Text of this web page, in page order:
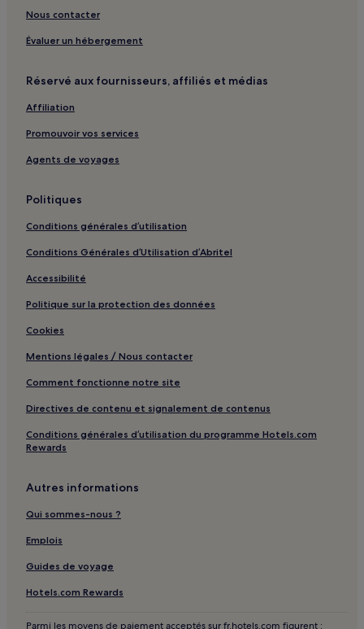
Nous contacter
Évaluer un hébergement
Réservé aux fournisseurs, affiliés et médias
Affiliation
Promouvoir vos services
Agents de voyages
Politiques
Conditions générales d’utilisation
Conditions Générales d’Utilisation d’Abritel
Accessibilité
Politique sur la protection des données
Cookies
Mentions légales / Nous contacter
Comment fonctionne notre site
Directives de contenu et signalement de contenus
Conditions générales d’utilisation du programme Hotels.com
Rewards
Autres informations
Qui sommes-nous ?
Emplois
Guides de voyage
Hotels.com Rewards
Parmi les moyens de paiement acceptés sur fr.hotels.com figurent :